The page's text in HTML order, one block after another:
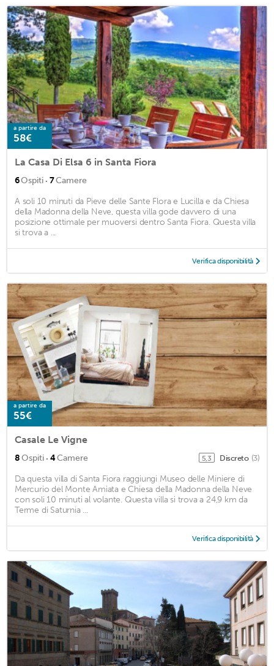
a partire da
58€
La Casa Di Elsa 6 in Santa Fiora
6Ospiti · 7Camere
A soli 10 minuti da Pieve delle Sante Flora e Lucilla e da Chiesa
della Madonna della Neve, questa villa gode davvero di una
posizione ottimale per muoversi dentro Santa Fiora. Questa villa
si trova a ...
Verifica disponibilità
a partire da
55€
Casale Le Vigne
8Ospiti · 4Camere 5,3 Discreto (3)
Da questa villa di Santa Fiora raggiungi Museo delle Miniere di
Mercurio del Monte Amiata e Chiesa della Madonna della Neve
con soli 10 minuti al volante. Questa villa si trova a 24,9 km da
Terme di Saturnia ...
Verifica disponibilità